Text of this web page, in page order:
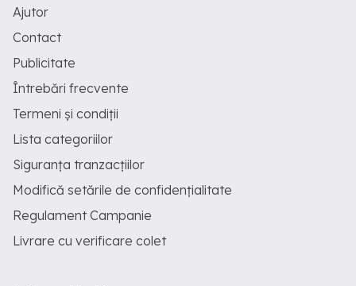
Ajutor
Contact
Publicitate
Întrebări frecvente
Termeni și condiții
Lista categoriilor
Siguranța tranzacțiilor
Modifică setările de confidențialitate
Regulament Campanie
Livrare cu verificare colet